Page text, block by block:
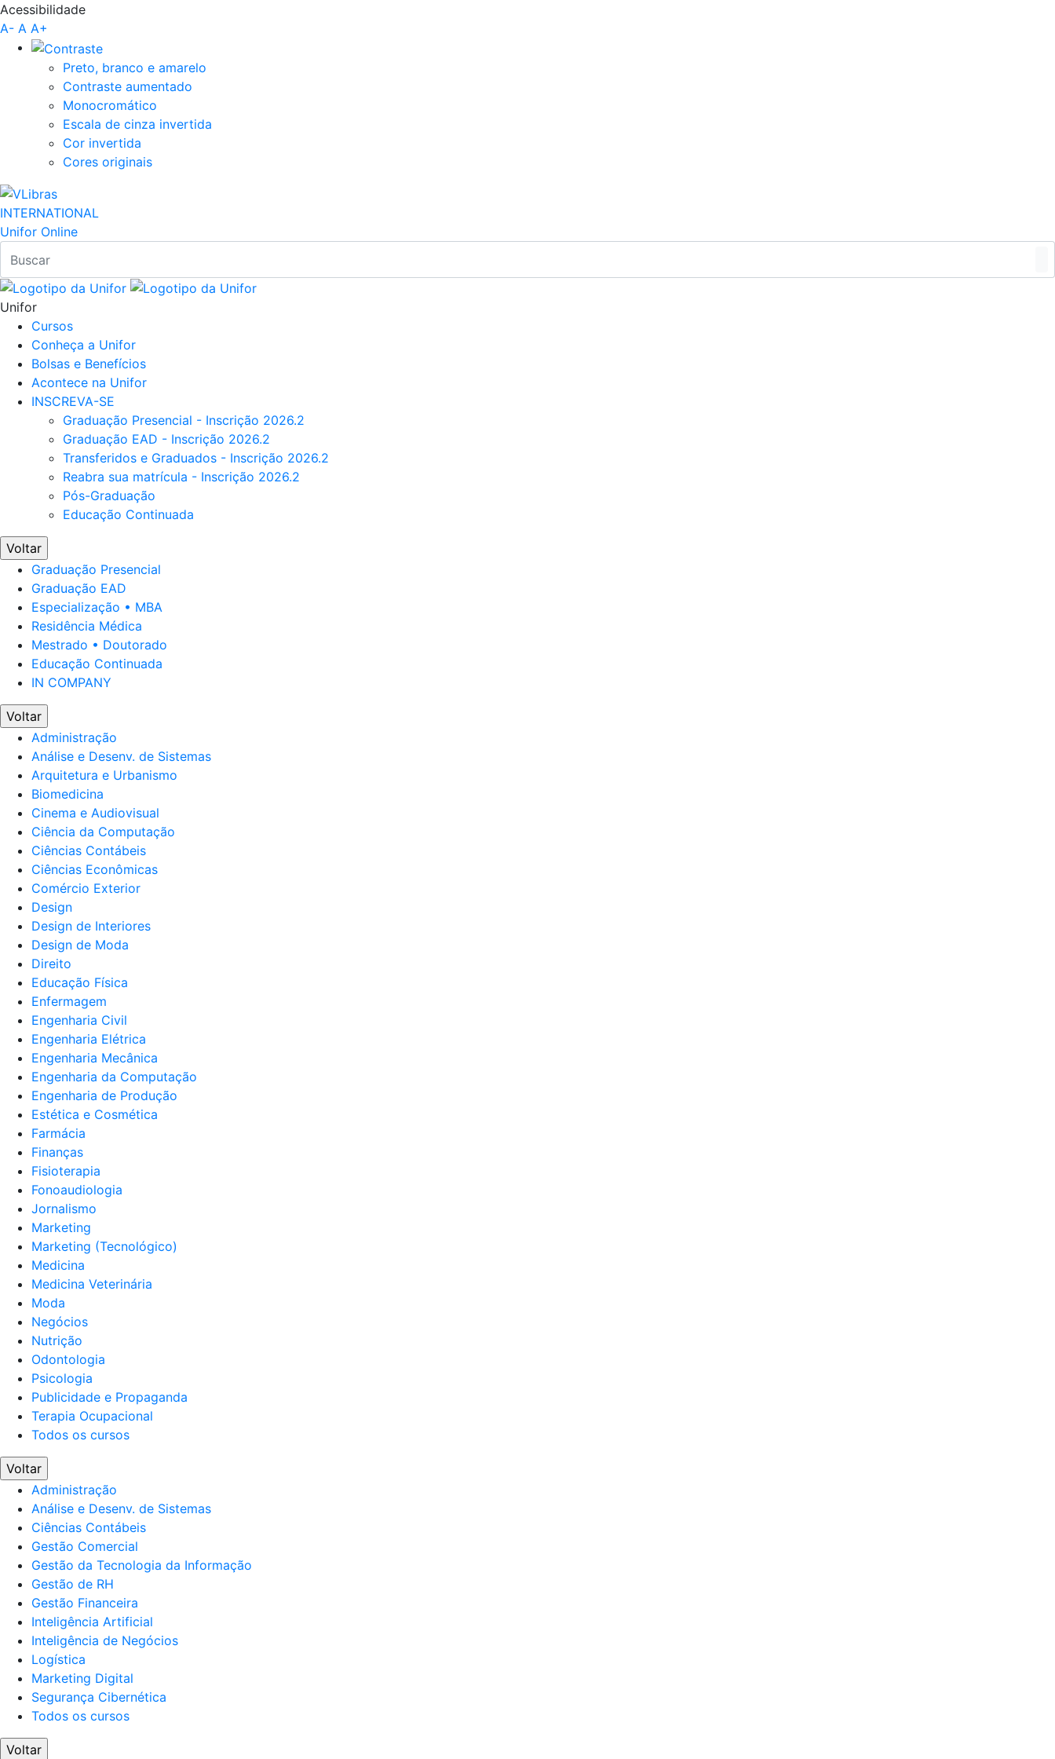
Pular para o Conteúdo principal
Acessibilidade
A- A A+
Preto, branco e amarelo
Contraste aumentado
Monocromático
Escala de cinza invertida
Cor invertida
Cores originais
INTERNATIONAL
Unifor Online
Unifor
Cursos
Conheça a Unifor
Bolsas e Benefícios
Acontece na Unifor
INSCREVA-SE
Graduação Presencial - Inscrição 2026.2
Graduação EAD - Inscrição 2026.2
Transferidos e Graduados - Inscrição 2026.2
Reabra sua matrícula - Inscrição 2026.2
Pós-Graduação
Educação Continuada
Voltar
Graduação Presencial
Graduação EAD
Especialização • MBA
Residência Médica
Mestrado • Doutorado
Educação Continuada
IN COMPANY
Voltar
Administração
Análise e Desenv. de Sistemas
Arquitetura e Urbanismo
Biomedicina
Cinema e Audiovisual
Ciência da Computação
Ciências Contábeis
Ciências Econômicas
Comércio Exterior
Design
Design de Interiores
Design de Moda
Direito
Educação Física
Enfermagem
Engenharia Civil
Engenharia Elétrica
Engenharia Mecânica
Engenharia da Computação
Engenharia de Produção
Estética e Cosmética
Farmácia
Finanças
Fisioterapia
Fonoaudiologia
Jornalismo
Marketing
Marketing (Tecnológico)
Medicina
Medicina Veterinária
Moda
Negócios
Nutrição
Odontologia
Psicologia
Publicidade e Propaganda
Terapia Ocupacional
Todos os cursos
Voltar
Administração
Análise e Desenv. de Sistemas
Ciências Contábeis
Gestão Comercial
Gestão da Tecnologia da Informação
Gestão de RH
Gestão Financeira
Inteligência Artificial
Inteligência de Negócios
Logística
Marketing Digital
Segurança Cibernética
Todos os cursos
Voltar